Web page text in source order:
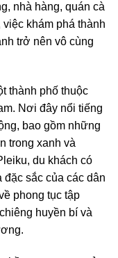
nhà hàng, quán cà
khám phá thành
trở nên vô cùng
thành phố thuộc
Nơi đây nổi tiếng
bao gồm những
trong xanh và
du khách có
đặc sắc của các dân
phong tục tập
huyền bí và